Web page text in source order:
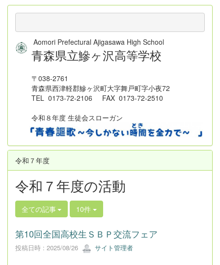
Aomori Prefectural Ajigasawa High School
青森県立鰺ヶ沢高等学校
〒038-2761
青森県西津軽郡鰺ヶ沢町大字舞戸町字小夜72
TEL 0173-72-2106 FAX 0173-72-2510
令和８年度 生徒会スローガン
令和７年度
令和７年度の活動
全ての記事 10件
第10回全国高校生ＳＢＰ交流フェア
投稿日時 : 2025/08/26 サイト管理者